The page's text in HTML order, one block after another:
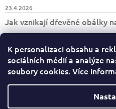
K personalizaci obsahu a
sociálních médií a analýze
soubory cookies. Více
23.4.2026
Jak vznikají dřevěné obálky
7.4.2026
Jak vzniká turistický deník
30.3.2026